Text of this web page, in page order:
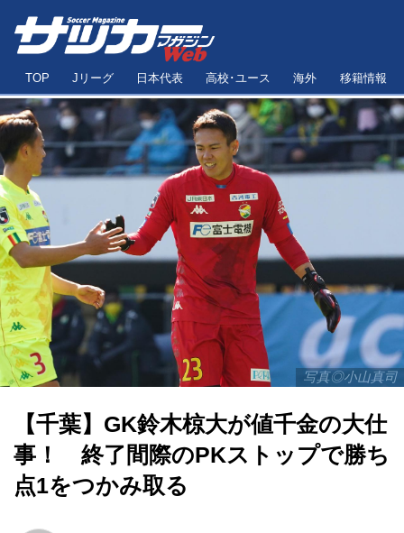
TOP Jリーグ 日本代表 高校･ユース 海外 移籍情報
写真◎小山真司
【千葉】GK鈴木椋大が値千金の大仕
事！ 終了間際のPKストップで勝ち
点1をつかみ取る